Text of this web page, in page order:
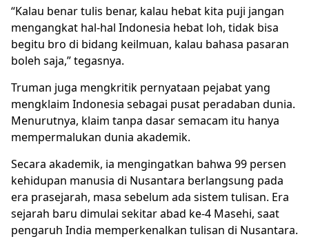
“Kalau benar tulis benar, kalau hebat kita puji jangan
mengangkat hal-hal Indonesia hebat loh, tidak bisa
begitu bro di bidang keilmuan, kalau bahasa pasaran
boleh saja,” tegasnya.
Truman juga mengkritik pernyataan pejabat yang
mengklaim Indonesia sebagai pusat peradaban dunia.
Menurutnya, klaim tanpa dasar semacam itu hanya
mempermalukan dunia akademik.
Secara akademik, ia mengingatkan bahwa 99 persen
kehidupan manusia di Nusantara berlangsung pada
era prasejarah, masa sebelum ada sistem tulisan. Era
sejarah baru dimulai sekitar abad ke-4 Masehi, saat
pengaruh India memperkenalkan tulisan di Nusantara.